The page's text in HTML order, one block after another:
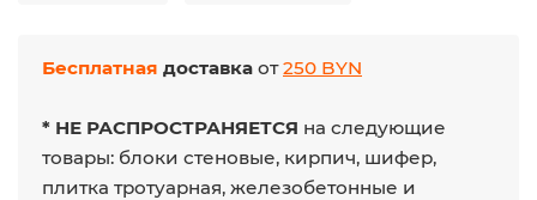
Бесплатная доставка от250 BYN
* НЕ РАСПРОСТРАНЯЕТСЯ на следующие
товары: блоки стеновые, кирпич, шифер,
плитка тротуарная, железобетонные и